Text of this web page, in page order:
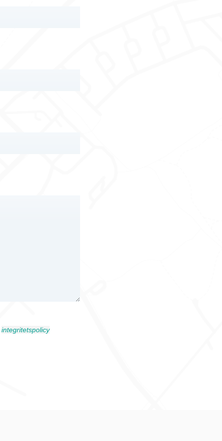
integritetspolicy